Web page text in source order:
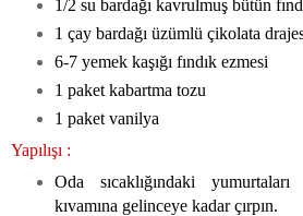
1/2 su bardağı kavrulmuş bütün
1 çay bardağı üzümlü çikolata
6-7 yemek kaşığı fındık ezmesi
1 paket kabartma tozu
1 paket vanilya
Yapılışı :
Oda sıcaklığındaki
kıvamına gelinceye kadar çırpın.